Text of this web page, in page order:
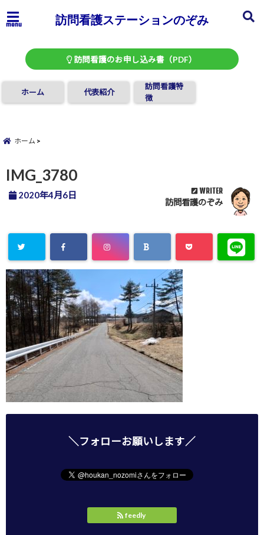
menu 訪問看護ステーションのぞみ
訪問看護のお申し込み書（PDF）
ホーム 代表紹介
訪問看護特
徴
ホーム
IMG_3780
2020年4月6日 WRITER
訪問看護のぞみ
＼フォローお願いします／
feedly